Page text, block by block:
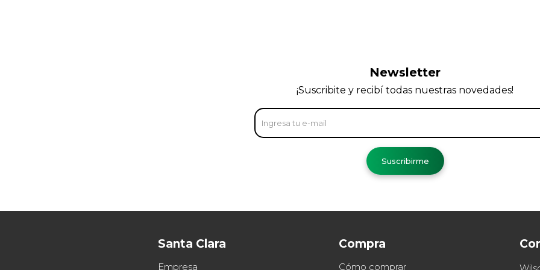
Santa Clara
Empresa
Compra
Cómo comprar
Newsletter
¡Suscribite y recibí todas nuestras novedades!
Suscribirme